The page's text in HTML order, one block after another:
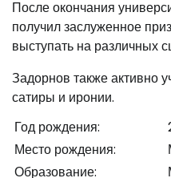
После окончания
получил заслуженное
выступать на различных
Задорнов также активно
сатиры и иронии.
Год рождения:
Место рождения:
Образование: